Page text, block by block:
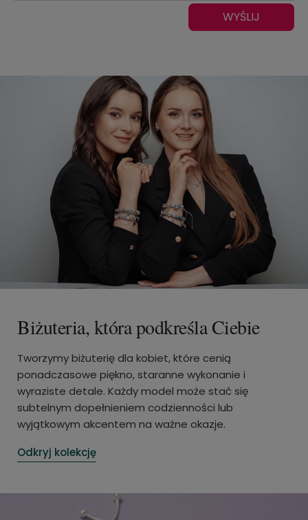
WYŚLIJ
Biżuteria, która podkreśla Ciebie
Tworzymy biżuterię dla kobiet, które cenią
ponadczasowe piękno, staranne wykonanie i
wyraziste detale. Każdy model może stać się
subtelnym dopełnieniem codzienności lub
wyjątkowym akcentem na ważne okazje.
Odkryj kolekcję